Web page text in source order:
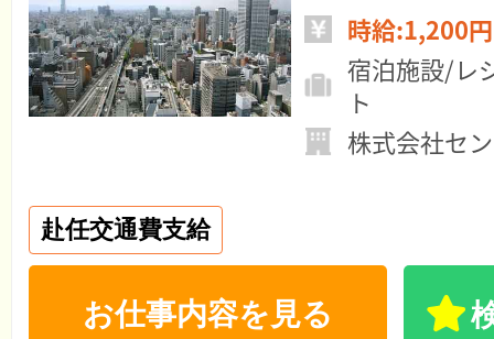
時給:1,200
宿泊施設/レ
ト
株式会社セ
赴任交通費支給
お仕事内容を見る